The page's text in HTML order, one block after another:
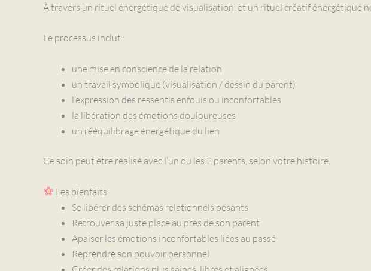
À travers un rituel énergétique de visualisation, et un rituel créatif énergétique
Le processus inclut :
une mise en conscience de la relation
un travail symbolique (visualisation / dessin du parent)
l’expression des ressentis enfouis ou inconfortables
la libération des émotions douloureuses
un rééquilibrage énergétique du lien
Ce soin peut être réalisé avec l’un ou les 2 parents, selon votre histoire.
Les bienfaits
Se libérer des schémas relationnels pesants
Retrouver sa juste place au près de son parent
Apaiser les émotions inconfortables liées au passé
Reprendre son pouvoir personnel